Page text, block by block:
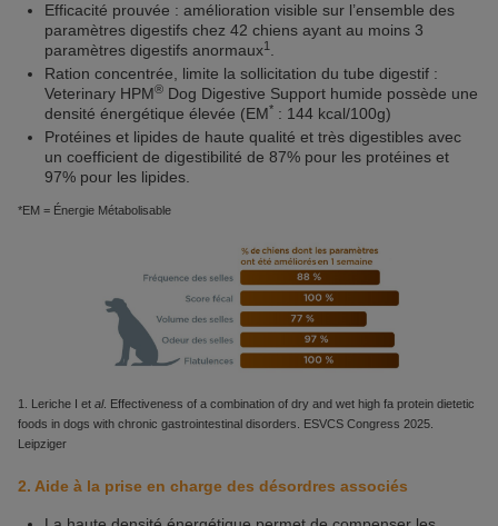
Efficacité prouvée : amélioration visible sur l’ensemble des
paramètres digestifs chez 42 chiens ayant au moins 3
paramètres digestifs anormaux1
Ration concentrée, limite la sollicitation du tube digestif :
Veterinary HPM® Dog Digestive Support humide possède une
densité énergétique élevée (EM* : 144 kcal/100g)
Protéines et lipides de haute qualité et très digestibles avec
un coefficient de digestibilité de 87% pour les protéines et
97% pour les lipides.
*EM = Énergie Métabolisable
1. Leriche I et al. Effectiveness of a combination of dry and wet high fa protein dietetic
foods in dogs with chronic gastrointestinal disorders. ESVCS Congress 2025.
Leipziger
2. Aide à la prise en charge des désordres associés